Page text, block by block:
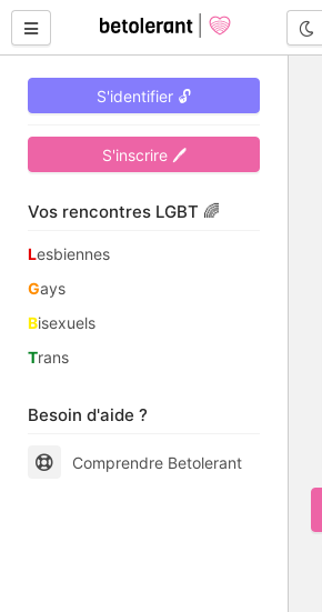
S'identifier 🔓
S'inscrire 🖊
Vos rencontres LGBT 🌈
Lesbiennes
Gays
Bisexuels
Trans
Besoin d'aide ?
Comprendre Betolerant